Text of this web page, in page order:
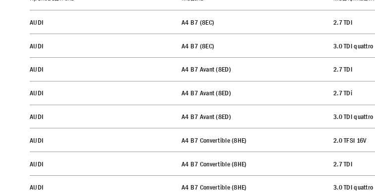
AUDI A4 B7 (8EC) 2.7 TDI
AUDI A4 B7 (8EC) 3.0 TDI quattro
AUDI A4 B7 Avant (8ED) 2.7 TDI
AUDI A4 B7 Avant (8ED) 2.7 TDi
AUDI A4 B7 Avant (8ED) 3.0 TDI quattro
AUDI A4 B7 Convertible (8HE) 2.0 TFSI 16V
AUDI A4 B7 Convertible (8HE) 2.7 TDI
AUDI A4 B7 Convertible (8HE) 3.0 TDI quattro